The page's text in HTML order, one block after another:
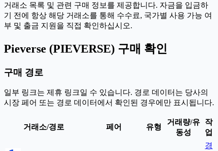
거래소 목록 및 관련 구매 정보를 제공합니다. 자금을 입금하
기 전에 항상 해당 거래소를 통해 수수료, 국가별 사용 가능 여
부 및 출금 지원을 직접 확인하십시오.
Pieverse (PIEVERSE) 구매 확인
구매 경로
일부 링크는 제휴 링크일 수 있습니다. 경로 데이터는 당사의
시장 페어 또는 경로 데이터에서 확인된 경우에만 표시됩니다.
거래소/경로 페어 유형
거래량/유
동성
작
업
경